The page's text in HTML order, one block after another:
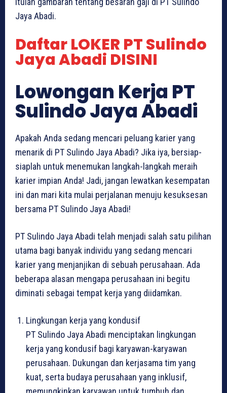
Jaya Abadi.
Daftar LOKER PT Sulindo
Jaya Abadi DISINI
Lowongan Kerja PT
Sulindo Jaya Abadi
Apakah Anda sedang mencari peluang karier yang
menarik di PT Sulindo Jaya Abadi? Jika iya, bersiap-
siaplah untuk menemukan langkah-langkah meraih
karier impian Anda! Jadi, jangan lewatkan kesempatan
ini dan mari kita mulai perjalanan menuju kesuksesan
bersama PT Sulindo Jaya Abadi!
PT Sulindo Jaya Abadi telah menjadi salah satu pilihan
utama bagi banyak individu yang sedang mencari
karier yang menjanjikan di sebuah perusahaan. Ada
beberapa alasan mengapa perusahaan ini begitu
diminati sebagai tempat kerja yang diidamkan.
Lingkungan kerja yang kondusif
PT Sulindo Jaya Abadi menciptakan lingkungan
kerja yang kondusif bagi karyawan-karyawan
perusahaan. Dukungan dan kerjasama tim yang
kuat, serta budaya perusahaan yang inklusif,